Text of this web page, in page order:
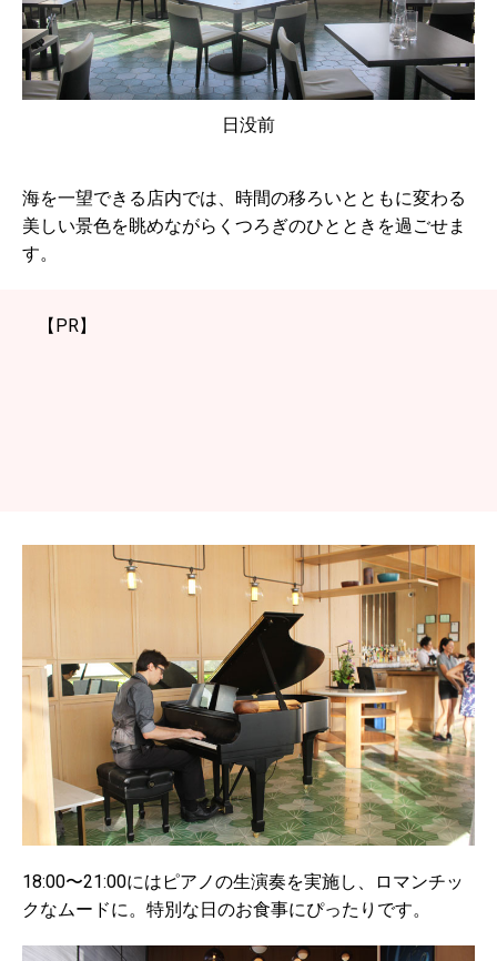
日没前
海を一望できる店内では、時間の移ろいとともに変わる
美しい景色を眺めながらくつろぎのひとときを過ごせま
す。
【PR】
18:00〜21:00にはピアノの生演奏を実施し、ロマンチッ
クなムードに。特別な日のお食事にぴったりです。